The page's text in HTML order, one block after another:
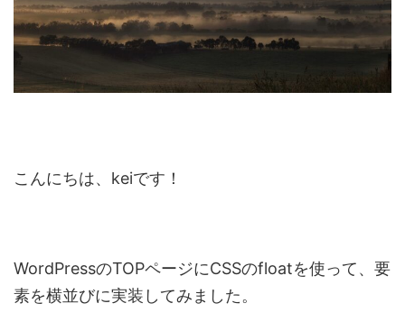
こんにちは、keiです！
WordPressのTOPページにCSSのfloatを使って、要
素を横並びに実装してみました。